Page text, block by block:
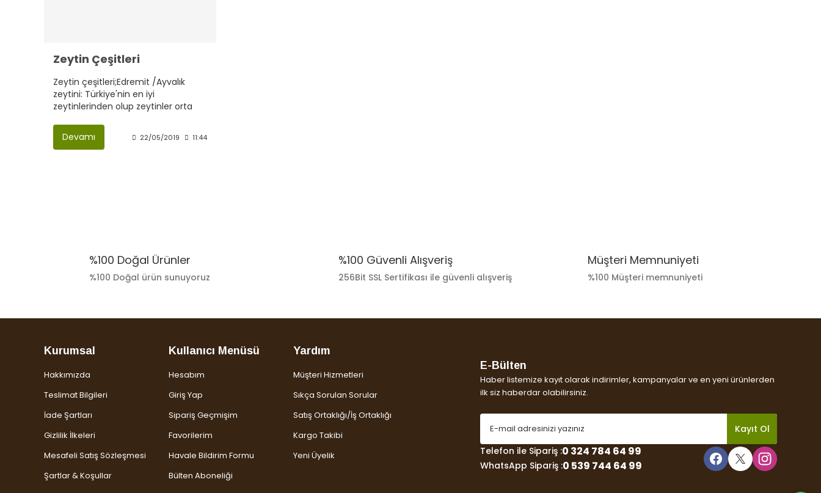
Zeytin Çeşitleri
Zeytin çeşitleri;Edremit /Ayvalık
zeytini: Türkiye'nin en iyi
zeytinlerinden olup zeytinler orta
zeytindir,
Devamı 22/05/2019 11:44
%100 Doğal Ürünler
%100 Doğal ürün sunuyoruz
%100 Güvenli Alışveriş
256Bit SSL Sertifikası ile güvenli alışveriş
Müşteri Memnuniyeti
%100 Müşteri memnuniyeti
Kurumsal
Hakkımızda
Teslimat Bilgileri
İade Şartları
Gizlilik İlkeleri
Mesafeli Satış Sözleşmesi
Şartlar & Koşullar
Kullanıcı Menüsü
Hesabım
Giriş Yap
Sipariş Geçmişim
Favorilerim
Havale Bildirim Formu
Bülten Aboneliği
Yardım
Müşteri Hizmetleri
Sıkça Sorulan Sorular
Satış Ortaklığı/İş Ortaklığı
Kargo Takibi
Yeni Üyelik
E-Bülten
Haber listemize kayıt olarak indirimler, kampanyalar ve en yeni ürünlerden
ilk siz haberdar olabilirsiniz.
Kayıt Ol
Telefon ile Sipariş :0 324 784 64 99
WhatsApp Sipariş :0 539 744 64 99